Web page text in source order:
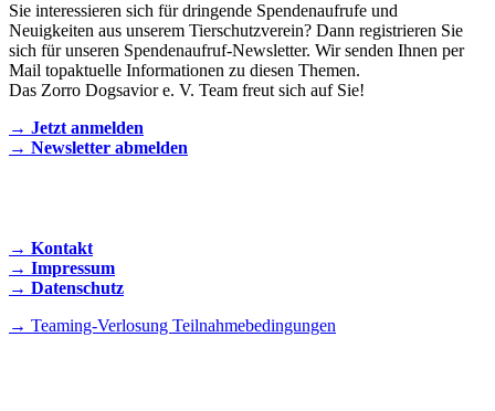
Sie interessieren sich für dringende Spendenaufrufe und
Neuigkeiten aus unserem Tierschutzverein? Dann registrieren Sie
sich für unseren Spendenaufruf-Newsletter. Wir senden Ihnen per
Mail topaktuelle Informationen zu diesen Themen.
Das Zorro Dogsavior e. V. Team freut sich auf Sie!
→ Jetzt anmelden
→ Newsletter abmelden
→ Kontakt
→ Impressum
→ Datenschutz
→ Teaming-Verlosung Teilnahmebedingungen